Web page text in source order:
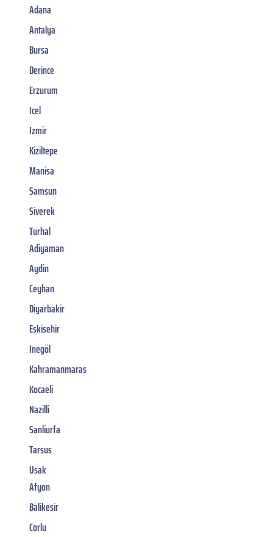
Adana
Antalya
Bursa
Derince
Erzurum
Icel
Izmir
Kiziltepe
Manisa
Samsun
Siverek
Turhal
Adiyaman
Aydin
Ceyhan
Diyarbakir
Eskisehir
Inegöl
Kahramanmaras
Kocaeli
Nazilli
Sanliurfa
Tarsus
Usak
Afyon
Balikesir
Corlu